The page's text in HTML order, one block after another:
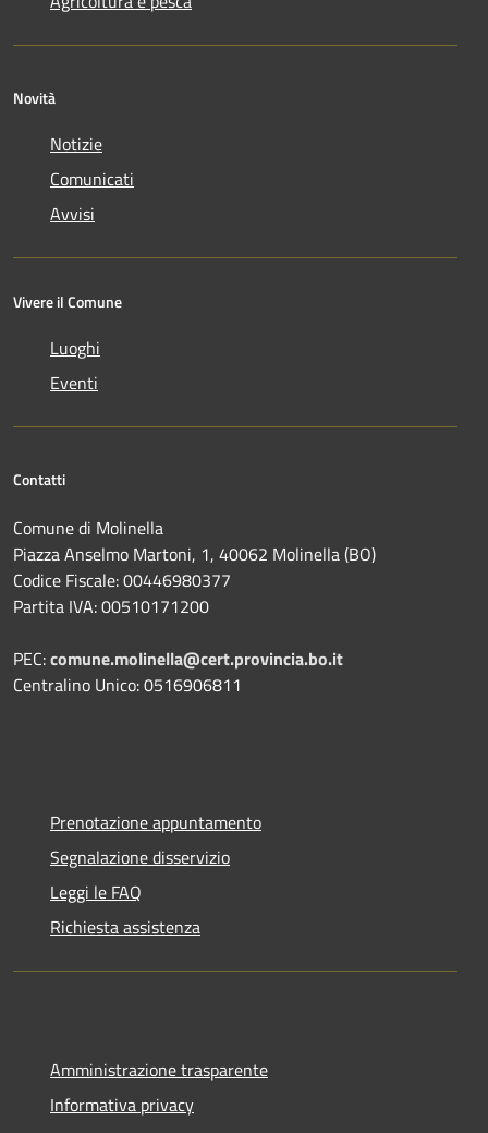
Novità
Notizie
Comunicati
Avvisi
Vivere il Comune
Luoghi
Eventi
Contatti
Comune di Molinella
Piazza Anselmo Martoni, 1, 40062 Molinella (BO)
Codice Fiscale: 00446980377
Partita IVA: 00510171200
PEC:comune.molinella@cert.provincia.bo.it
Centralino Unico: 0516906811
Prenotazione appuntamento
Segnalazione disservizio
Leggi le FAQ
Richiesta assistenza
Amministrazione trasparente
Informativa privacy